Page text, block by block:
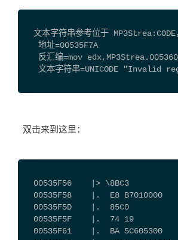
文本字符串参考位于
地址=00535F7A
反汇编=mov
文本字符串=UNICODE "Invalid
双击来到这里：
00535F56    |> \8BC3
00535F58    |.  E8 B7010000
00535F5D    |.  85C0
00535F5F    |.  74 19
00535F61    |.  BA 5C605300